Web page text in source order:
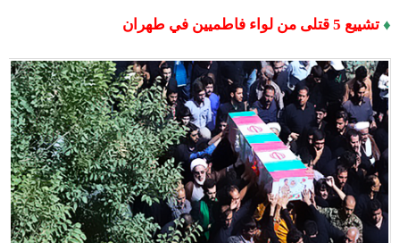
♦ تشييع 5 قتلى من لواء فاطميين في طهران